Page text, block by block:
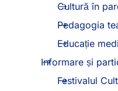
Cultură în
Pedagogia
Educație
Informare și
Festivalul